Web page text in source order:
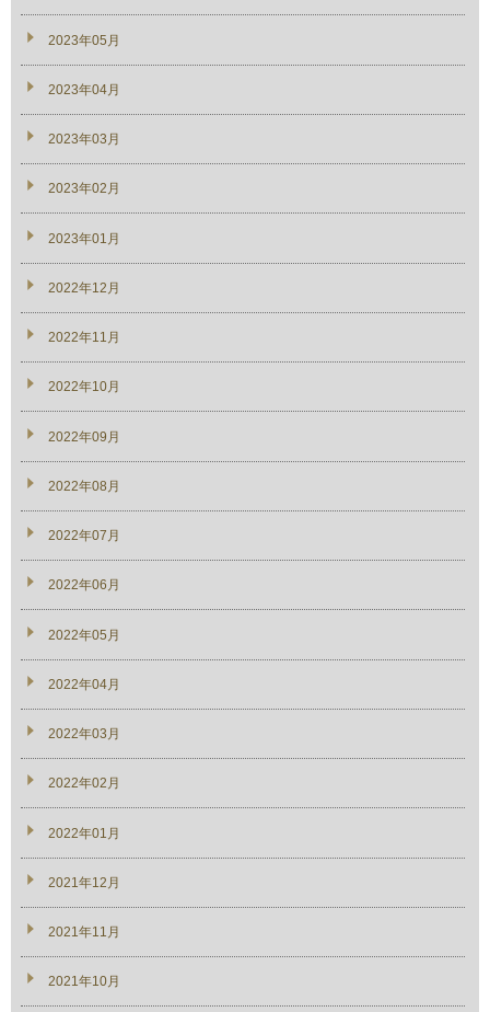
2023年05月
2023年04月
2023年03月
2023年02月
2023年01月
2022年12月
2022年11月
2022年10月
2022年09月
2022年08月
2022年07月
2022年06月
2022年05月
2022年04月
2022年03月
2022年02月
2022年01月
2021年12月
2021年11月
2021年10月